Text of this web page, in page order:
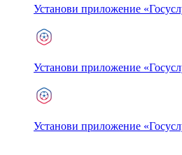
Установи приложение
Установи приложение
Установи приложение